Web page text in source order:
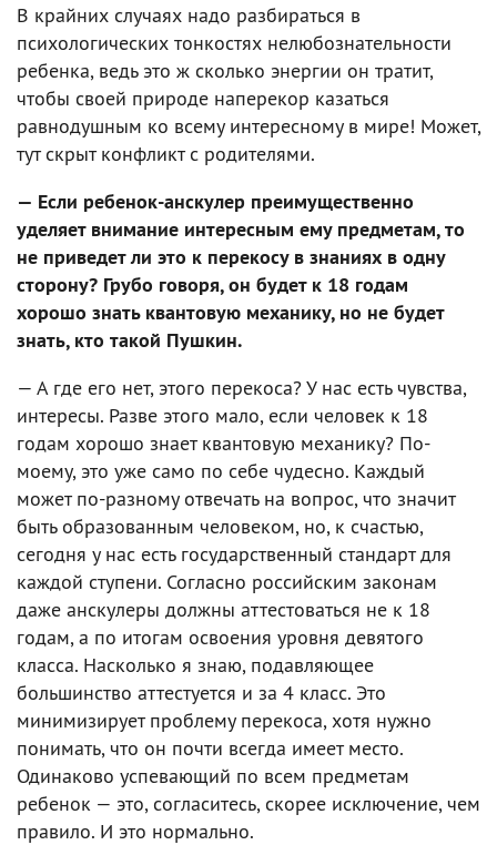
В крайних случаях надо разбираться в
психологических тонкостях нелюбознательности
ребенка, ведь это ж сколько энергии он тратит,
чтобы своей природе наперекор казаться
равнодушным ко всему интересному в мире! Может,
тут скрыт конфликт с родителями.
— Если ребенок-анскулер преимущественно
уделяет внимание интересным ему предметам, то
не приведет ли это к перекосу в знаниях в одну
сторону? Грубо говоря, он будет к 18 годам
хорошо знать квантовую механику, но не будет
знать, кто такой Пушкин.
— А где его нет, этого перекоса? У нас есть чувства,
интересы. Разве этого мало, если человек к 18
годам хорошо знает квантовую механику? По-
моему, это уже само по себе чудесно. Каждый
может по-разному отвечать на вопрос, что значит
быть образованным человеком, но, к счастью,
сегодня у нас есть государственный стандарт для
каждой ступени. Согласно российским законам
даже анскулеры должны аттестоваться не к 18
годам, а по итогам освоения уровня девятого
класса. Насколько я знаю, подавляющее
большинство аттестуется и за 4 класс. Это
минимизирует проблему перекоса, хотя нужно
понимать, что он почти всегда имеет место.
Одинаково успевающий по всем предметам
ребенок — это, согласитесь, скорее исключение, чем
правило. И это нормально.